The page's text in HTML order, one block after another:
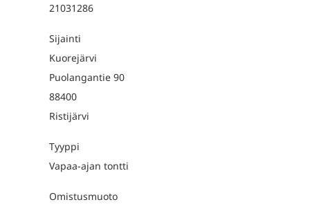
21031286
Sijainti
Kuorejärvi
Puolangantie 90
88400
Ristijärvi
Tyyppi
Vapaa-ajan tontti
Omistusmuoto